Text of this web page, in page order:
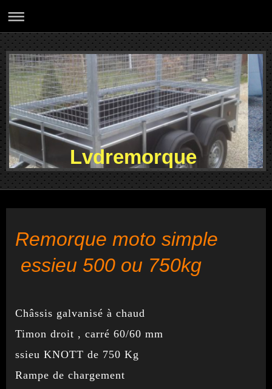
Lvdremorque
Remorque moto simple
essieu 500 ou 750kg
Châssis galvanisé à chaud
Timon droit , carré 60/60 mm
ssieu KNOTT de 750 Kg
Rampe de chargement